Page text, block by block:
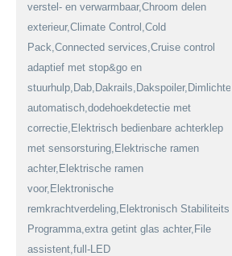
verstel- en verwarmbaar,Chroom delen
exterieur,Climate Control,Cold
Pack,Connected services,Cruise control
adaptief met stop&go en
stuurhulp,Dab,Dakrails,Dakspoiler,Dimlichten
automatisch,dodehoekdetectie met
correctie,Elektrisch bedienbare achterklep
met sensorsturing,Elektrische ramen
achter,Elektrische ramen
voor,Elektronische
remkrachtverdeling,Elektronisch Stabiliteits
Programma,extra getint glas achter,File
assistent,full-LED